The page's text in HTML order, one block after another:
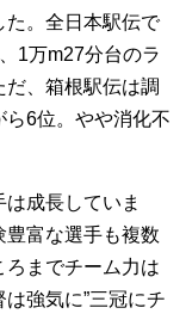
。全日本駅伝で
1万m27分台のラ
、箱根駅伝は調
6位。やや消化不
成長していま
富な選手も複数
ろまでチーム力は
強気に”三冠にチ